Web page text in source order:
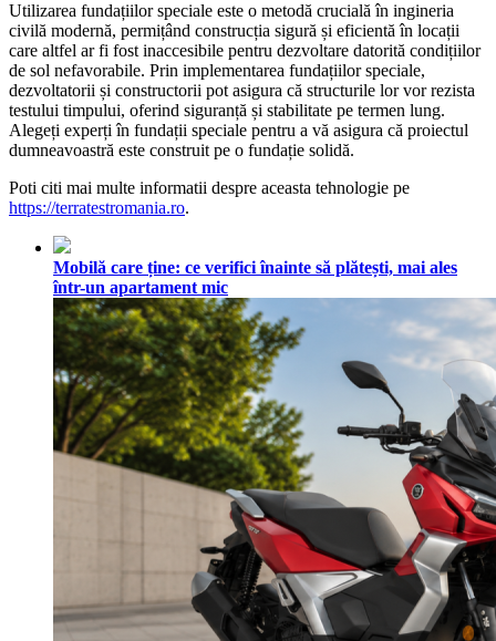
Utilizarea fundațiilor speciale este o metodă crucială în ingineria
civilă modernă, permițând construcția sigură și eficientă în locații
care altfel ar fi fost inaccesibile pentru dezvoltare datorită condițiilor
de sol nefavorabile. Prin implementarea fundațiilor speciale,
dezvoltatorii și constructorii pot asigura că structurile lor vor rezista
testului timpului, oferind siguranță și stabilitate pe termen lung.
Alegeți experți în fundații speciale pentru a vă asigura că proiectul
dumneavoastră este construit pe o fundație solidă.
Poti citi mai multe informatii despre aceasta tehnologie pe
https://terratestromania.ro.
Mobilă care ține: ce verifici înainte să plătești, mai ales
într-un apartament mic